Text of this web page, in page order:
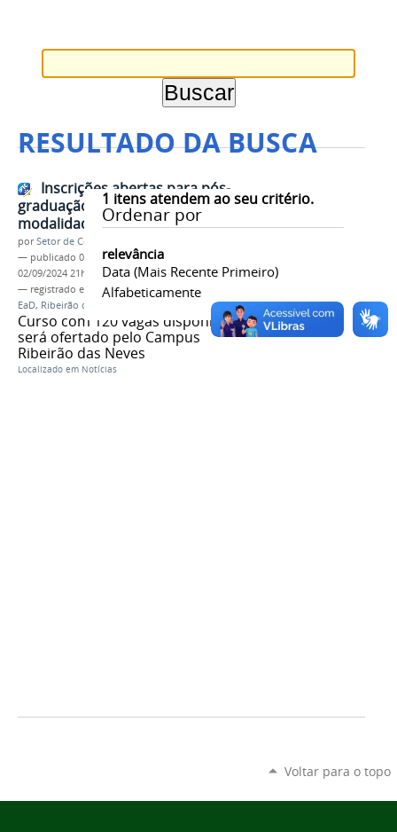
RESULTADO DA BUSCA
1 itens atendem ao seu critério.
Ordenar por
relevância
Data (mais Recente Primeiro)
Alfabeticamente
Inscrições abertas para pós-
graduação em educação na
modalidade EAD
porSetor de Comunicação
— publicado 02/09/2024—última modificação
02/09/2024 21h27
— registrado em:
Pós-graduação em Educação
EaD, Ribeirão das Neves
Curso com 120 vagas disponíveis
será ofertado pelo Campus
Ribeirão das Neves
Localizado em Notícias
Voltar para o topo